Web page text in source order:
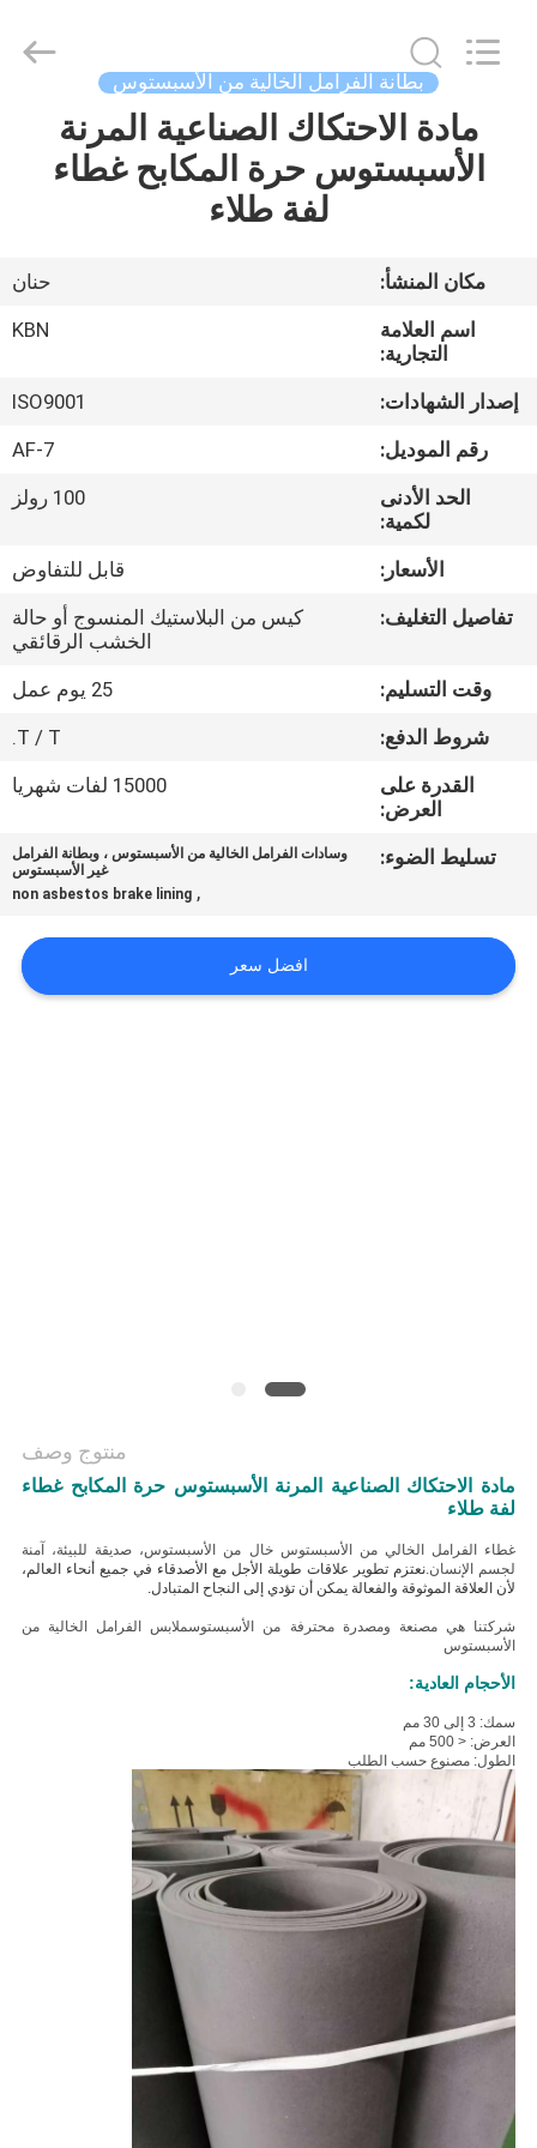
مسكن
معلومات
جولة
المعمل
مراقبة
الجودة
اتصل
اطلب
الموقع
بطانة الفرامل الخالية من الأسبستوس
مادة الاحتكاك الصناعية المرنة
الأسبستوس حرة المكابح غطاء
لفة طلاء
مكان المنشأ:
حنان
اسم العلامة
التجارية:
KBN
إصدار الشهادات:
ISO9001
رقم الموديل:
AF-7
الحد الأدنى
لكمية:
100 رولز
الأسعار:
قابل للتفاوض
تفاصيل التغليف:
كيس من البلاستيك المنسوج أو حالة
الخشب الرقائقي
وقت التسليم:
25 يوم عمل
شروط الدفع:
T / T.
القدرة على
العرض:
15000 لفات شهريا
تسليط الضوء:
وسادات الفرامل الخالية من الأسبستوس ، وبطانة الفرامل
غير الأسبستوس
,
non asbestos brake lining
افضل سعر
منتوج وصف
مادة الاحتكاك الصناعية المرنة الأسبستوس حرة المكابح غطاء
لفة طلاء
غطاء الفرامل الخالي من الأسبستوس خال من الأسبستوس، صديقة للبيئة، آمنة
لجسم الإنسان.نعتزم تطوير علاقات طويلة الأجل مع الأصدقاء في جميع أنحاء العالم،
لأن العلاقة الموثوقة والفعالة يمكن أن تؤدي إلى النجاح المتبادل.
شركتنا هي مصنعة ومصدرة محترفة من الأسبستوسملابس الفرامل الخالية من
الأسبستوس
الأحجام العادية:
سمك: 3 إلى 30 مم
العرض: < 500 مم
الطول: مصنوع حسب الطلب